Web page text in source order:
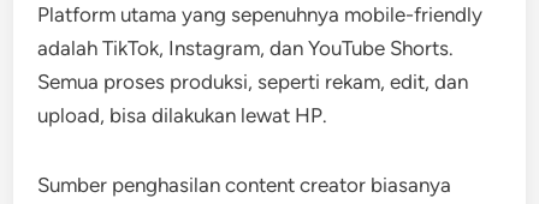
Platform utama yang sepenuhnya mobile-friendly
adalah TikTok, Instagram, dan YouTube Shorts.
Semua proses produksi, seperti rekam, edit, dan
upload, bisa dilakukan lewat HP.
Sumber penghasilan content creator biasanya